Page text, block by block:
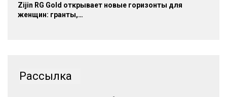
Zijin RG Gold открывает новые горизонты для
женщин: гранты,…
Рассылка